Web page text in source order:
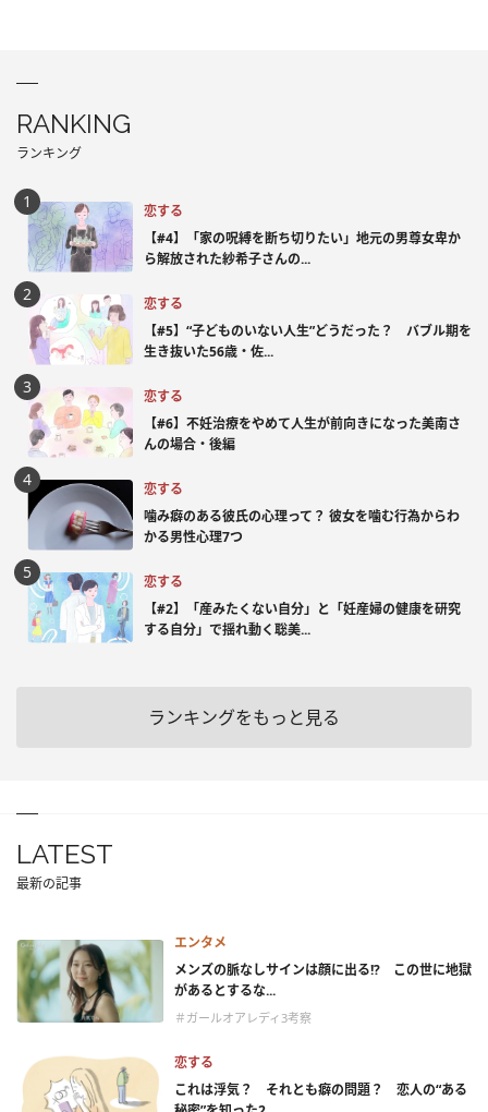
RANKING
ランキング
恋する
【#4】「家の呪縛を断ち切りたい」地元の男尊女卑か
ら解放された紗希子さんの...
恋する
【#5】“子どものいない人生”どうだった？ バブル期を
生き抜いた56歳・佐...
恋する
【#6】不妊治療をやめて人生が前向きになった美南さ
んの場合・後編
恋する
噛み癖のある彼氏の心理って？ 彼女を噛む行為からわ
かる男性心理7つ
恋する
【#2】「産みたくない自分」と「妊産婦の健康を研究
する自分」で揺れ動く聡美...
ランキングをもっと見る
LATEST
最新の記事
エンタメ
メンズの脈なしサインは顔に出る!? この世に地獄
があるとするな...
＃ガールオアレディ3考察
恋する
これは浮気？ それとも癖の問題？ 恋人の“ある